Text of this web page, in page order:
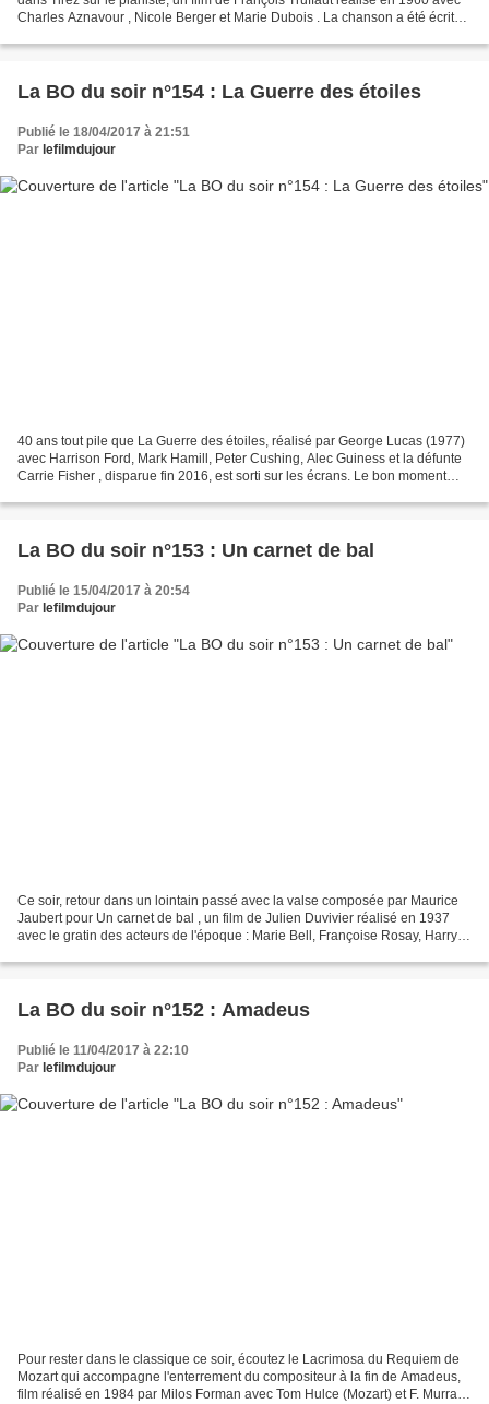
Charles Aznavour , Nicole Berger et Marie Dubois . La chanson a été écrite
La BO du soir n°154 : La Guerre des étoiles
Publié le 18/04/2017 à 21:51
Par lefilmdujour
40 ans tout pile que La Guerre des étoiles, réalisé par George Lucas (1977)
avec Harrison Ford, Mark Hamill, Peter Cushing, Alec Guiness et la défunte
Carrie Fisher , disparue fin 2016, est sorti sur les écrans. Le bon moment
La BO du soir n°153 : Un carnet de bal
Publié le 15/04/2017 à 20:54
Par lefilmdujour
Ce soir, retour dans un lointain passé avec la valse composée par Maurice
Jaubert pour Un carnet de bal , un film de Julien Duvivier réalisé en 1937
avec le gratin des acteurs de l'époque : Marie Bell, Françoise Rosay, Harry
La BO du soir n°152 : Amadeus
Publié le 11/04/2017 à 22:10
Par lefilmdujour
Pour rester dans le classique ce soir, écoutez le Lacrimosa du Requiem de
Mozart qui accompagne l'enterrement du compositeur à la fin de Amadeus,
film réalisé en 1984 par Milos Forman avec Tom Hulce (Mozart) et F. Murray